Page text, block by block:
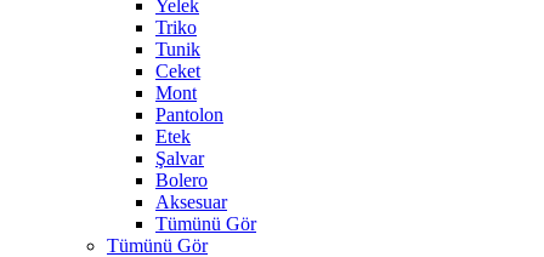
Yelek
Triko
Tunik
Ceket
Mont
Pantolon
Etek
Şalvar
Bolero
Aksesuar
Tümünü Gör
Tümünü Gör